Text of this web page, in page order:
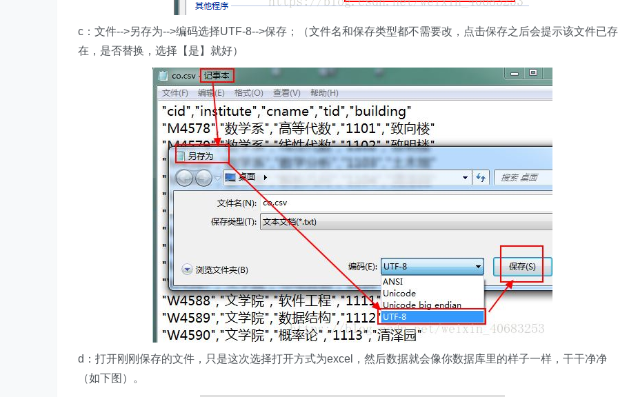
c：文件-->另存为-->编码选择UTF-8-->保存；（文件名和保存类型都不需要改，点击保存之后会提示该文件已存
在，是否替换，选择【是】就好）
d：打开刚刚保存的文件，只是这次选择打开方式为excel，然后数据就会像你数据库里的样子一样，干干净净
（如下图）。